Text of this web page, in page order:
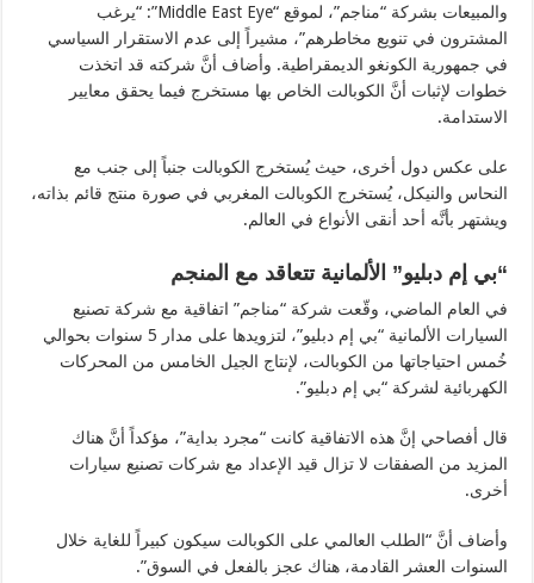
والمبيعات بشركة “مناجم”، لموقع “Middle East Eye”: “يرغب
المشترون في تنويع مخاطرهم”، مشيراً إلى عدم الاستقرار السياسي
في جمهورية الكونغو الديمقراطية. وأضاف أنَّ شركته قد اتخذت
خطوات لإثبات أنَّ الكوبالت الخاص بها مستخرج فيما يحقق معايير
الاستدامة.
على عكس دول أخرى، حيث يُستخرج الكوبالت جنباً إلى جنب مع
النحاس والنيكل، يُستخرج الكوبالت المغربي في صورة منتج قائم بذاته،
ويشتهر بأنَّه أحد أنقى الأنواع في العالم.
“بي إم دبليو” الألمانية تتعاقد مع المنجم
في العام الماضي، وقّعت شركة “مناجم” اتفاقية مع شركة تصنيع
السيارات الألمانية “بي إم دبليو”، لتزويدها على مدار 5 سنوات بحوالي
خُمس احتياجاتها من الكوبالت، لإنتاج الجيل الخامس من المحركات
الكهربائية لشركة “بي إم دبليو”.
قال أفصاحي إنَّ هذه الاتفاقية كانت “مجرد بداية”، مؤكداً أنَّ هناك
المزيد من الصفقات لا تزال قيد الإعداد مع شركات تصنيع سيارات
أخرى.
وأضاف أنَّ “الطلب العالمي على الكوبالت سيكون كبيراً للغاية خلال
السنوات العشر القادمة، هناك عجز بالفعل في السوق”.